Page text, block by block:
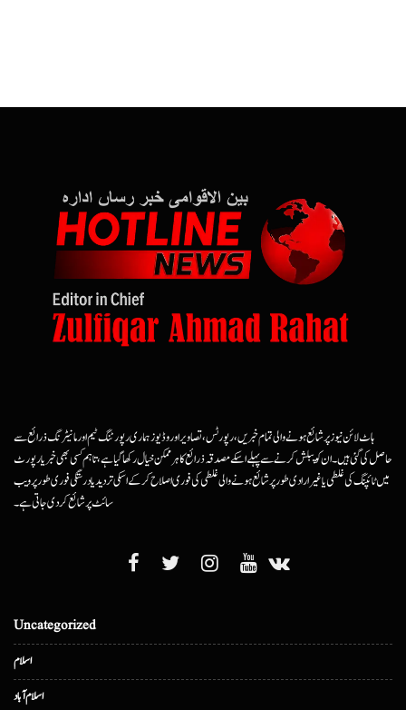
ہاٹ لائن نیوز پر شائع ہونے والی تمام خبریں، رپورٹس، تصاویر اور وڈیوز ہماری رپورٹنگ ٹیم اور مانیٹرنگ ذرائع سے
حاصل کی گئی ہیں۔ ان کو پبلش کرنے سے پہلے اسکے مصدقہ ذرائع کا ہرممکن خیال رکھا گیا ہے، تاہم کسی بھی خبر یا رپورٹ
میں ٹائپنگ کی غلطی یا غیرارادی طور پر شائع ہونے والی غلطی کی فوری اصلاح کرکے اسکی تردید یا درستگی فوری طور پر ویب
سائٹ پر شائع کردی جاتی ہے۔
Uncategorized
اسلام
اسلام آباد